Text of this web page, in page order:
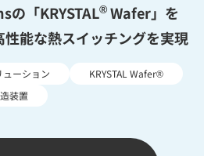
の「KRYSTAL® Wafer」を
能な熱スイッチングを実現
ューション
KRYSTAL Wafer®
装置